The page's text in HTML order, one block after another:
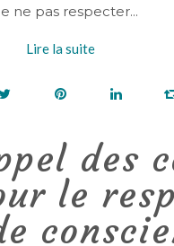
ne pas respecter...
Lire la suite
des
le